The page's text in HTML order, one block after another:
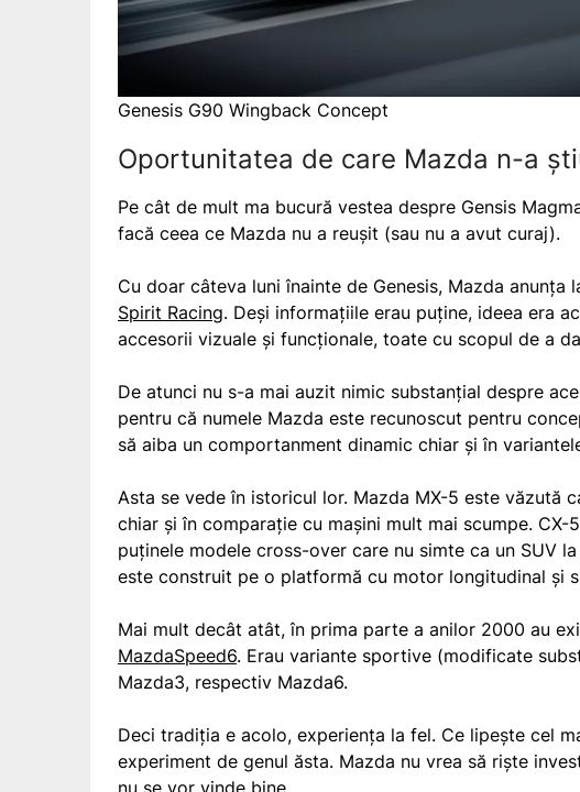
Genesis G90 Wingback Concept
Oportunitatea de care Mazda n-a
Pe cât de mult ma bucură vestea despre Gensis
facă ceea ce Mazda nu a reușit (sau nu a avut curaj).
Cu doar câteva luni înainte de Genesis, Mazda anunța
Spirit Racing. Deși informațiile erau puține, ideea era
accesorii vizuale și funcționale, toate cu scopul de a
De atunci nu s-a mai auzit nimic substanțial despre
pentru că numele Mazda este recunoscut pentru
să aiba un comportanment dinamic chiar și în
Asta se vede în istoricul lor. Mazda MX-5 este văzută
chiar și în comparație cu mașini mult mai scumpe.
puținele modele cross-over care nu simte ca un SUV
este construit pe o platformă cu motor longitudinal și
Mai mult decât atât, în prima parte a anilor 2000 au
MazdaSpeed6. Erau variante sportive (modificate
Mazda3, respectiv Mazda6.
Deci tradiția e acolo, experiența la fel. Ce lipește cel
experiment de genul ăsta. Mazda nu vrea să riște
nu se vor vinde bine.